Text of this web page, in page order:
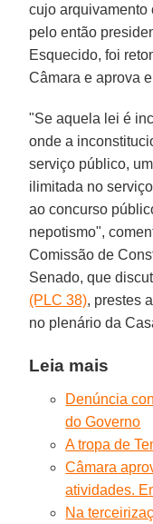
cujo arquivamento
pelo então
Esquecido, foi
Câmara e aprova
"Se aquela lei é
onde a
serviço público,
ilimitada no
ao concurso
nepotismo",
Comissão de
Senado, que
(PLC 38), prestes
no plenário da
Leia mais
Denúncia
do Governo
A tropa de
Câmara
atividades.
Na